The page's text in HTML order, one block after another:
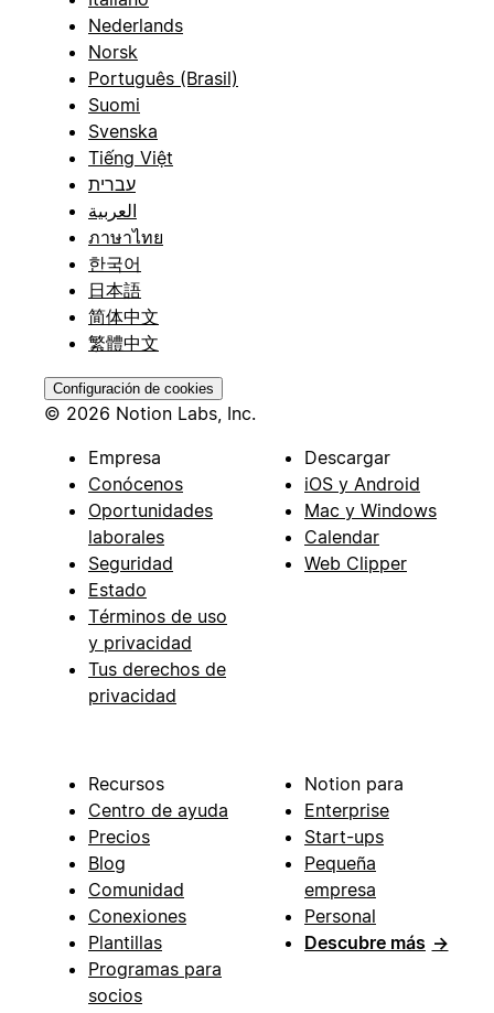
Nederlands
Norsk
Português (Brasil)
Suomi
Svenska
Tiếng Việt
עברית
العربية
ภาษาไทย
한국어
日本語
简体中文
繁體中文
Configuración de cookies
© 2026 Notion Labs, Inc.
Empresa
Conócenos
Oportunidades
laborales
Seguridad
Estado
Términos de uso
y privacidad
Tus derechos de
privacidad
Descargar
iOS y Android
Mac y Windows
Calendar
Web Clipper
Recursos
Centro de ayuda
Precios
Blog
Comunidad
Conexiones
Plantillas
Programas para
socios
Notion para
Enterprise
Start-ups
Pequeña
empresa
Personal
Descubre más →